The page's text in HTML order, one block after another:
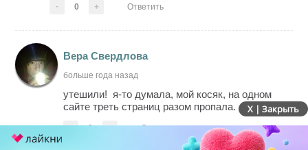
- 0 + Ответить
Вера Свердлова
больше года назад
утешили! я-то думала, мой косяк, на одном
сайте треть страниц разом пропала.
- 0 + Ответить
X | Закрыть